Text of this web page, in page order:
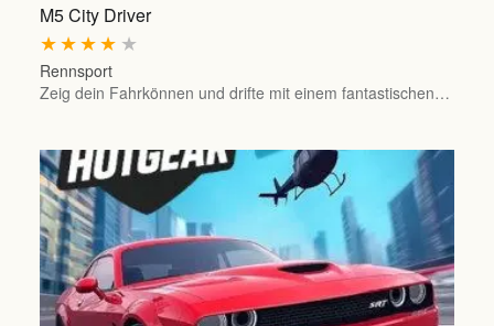
M5 City Driver
★
★
★
★
★
Rennsport
Zeig dein Fahrkönnen und drifte mit einem fantastischen…